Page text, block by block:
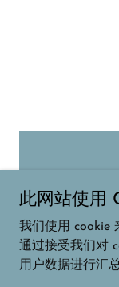
版权© 2026
此网站使用
我们使用 cookie
通过接受我们对
用户数据进行汇总